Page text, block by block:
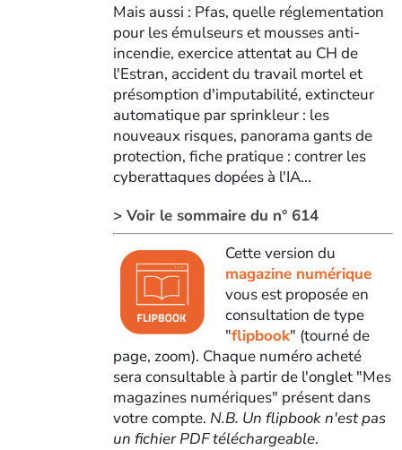
Mais aussi : Pfas, quelle réglementation
pour les émulseurs et mousses anti-
incendie, exercice attentat au CH de
l'Estran, accident du travail mortel et
présomption d'imputabilité, extincteur
automatique par sprinkleur : les
nouveaux risques, panorama gants de
protection, fiche pratique : contrer les
cyberattaques dopées à l'IA...
> Voir le sommaire du n° 614
Cette version du
magazine numérique
vous est proposée en
consultation de type
"flipbook" (tourné de
page, zoom). Chaque numéro acheté
sera consultable à partir de l'onglet "Mes
magazines numériques" présent dans
votre compte. N.B. Un flipbook n'est pas
un fichier PDF téléchargeable.